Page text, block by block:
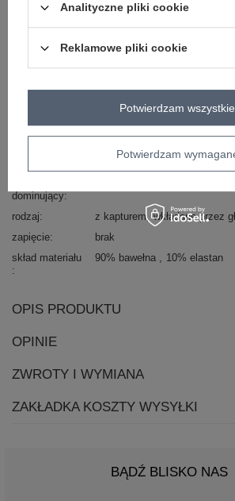
Kod produktu
RV-BL-7096.37P
dominujący
gładki
dekolt
inny
długi rękaw
styl
casual
dominujący
rodzaj z kapturem wkładane przez
zapięcie
brak
skład materiału
90% bawełna 10% elastan
OPIS PRODUKTU
OPINIE
ZWROTY I WYMIANA
ZAKŁADKA KOSZTY WYSYŁKI
BĄDŹ BLISKO NAS
Analityczne pliki cookie
Reklamowe pliki cookie
Potwierdzam
Potwierdzam wszystkie